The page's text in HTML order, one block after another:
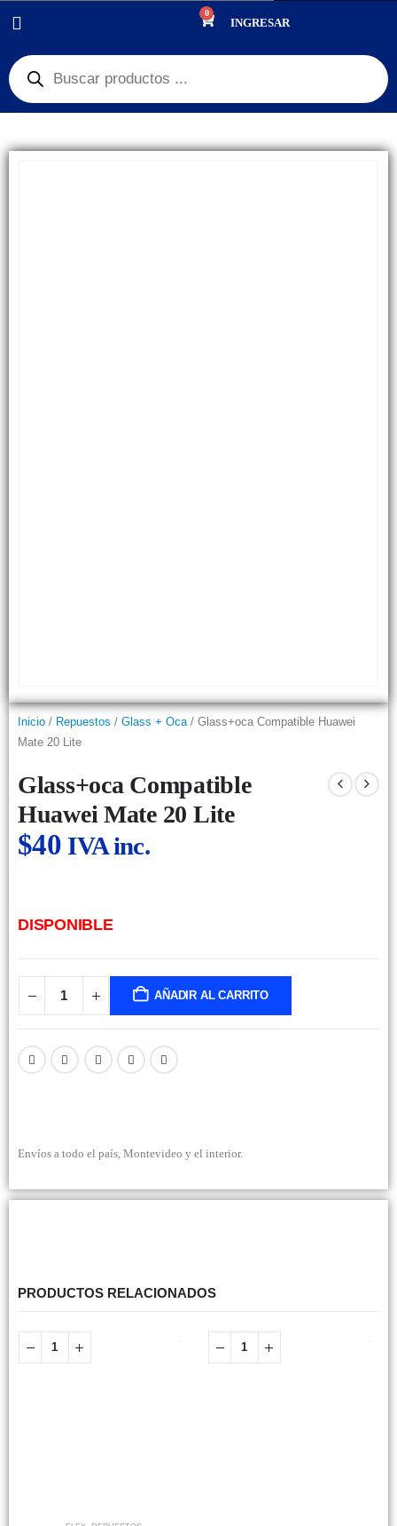
0
INGRESAR
GLASS + OCA
Inicio / Repuestos / Glass + Oca / Glass+oca Compatible Huawei
Mate 20 Lite
Glass+oca Compatible
Huawei Mate 20 Lite
$40 IVA inc.
DISPONIBLE
AÑADIR AL CARRITO
Envíos a todo el país, Montevideo y el interior.
PRODUCTOS RELACIONADOS